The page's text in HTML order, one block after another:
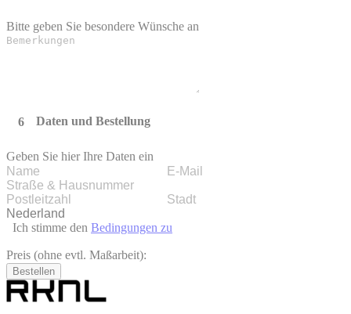
Bitte geben Sie besondere Wünsche an
Daten und Bestellung
Geben Sie hier Ihre Daten ein
Ich stimme den Bedingungen zu
Preis (ohne evtl. Maßarbeit):
Bestellen